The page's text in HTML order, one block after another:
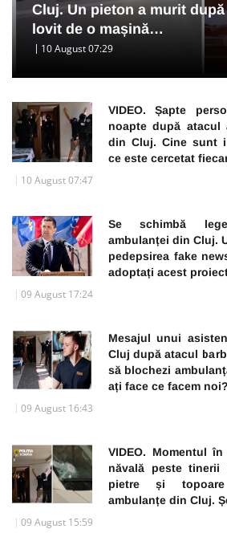
Cluj. Un pieton a murit
lovit de o mașină…
10 August 07:29
VIDEO. Șapte
noapte după atacul
din Cluj. Cine sunt
ce este cercetat
10 August 07:47
Se schimbă
ambulanței din Cluj.
pedepsirea fake
adoptați acest
09 August 17:24
Mesajul unui
Cluj după atacul
să blochezi
ați face ce facem
09 August 16:43
VIDEO. Momentul
năvală peste tinerii
pietre și
ambulanțe din Cluj.
09 August 15:59